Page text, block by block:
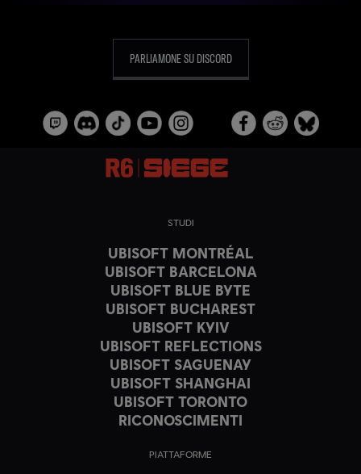
PARLIAMONE SU DISCORD
STUDI
UBISOFT MONTRÉAL
UBISOFT BARCELONA
UBISOFT BLUE BYTE
UBISOFT BUCHAREST
UBISOFT KYIV
UBISOFT REFLECTIONS
UBISOFT SAGUENAY
UBISOFT SHANGHAI
UBISOFT TORONTO
RICONOSCIMENTI
PIATTAFORME